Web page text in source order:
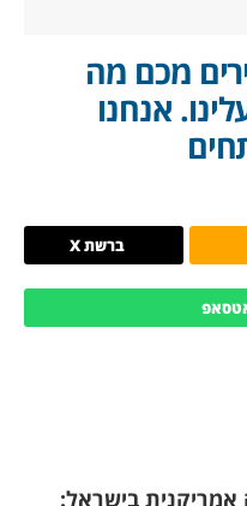
מכם מה
אנחנו
ברשת X
בישראל: